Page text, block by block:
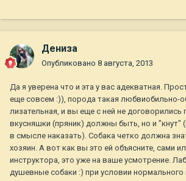
Дениза
Опубликовано 8 августа, 2013
Да я уверена что и эта у вас адекватная.
еще совсем :)), порода такая любвиобильно-
лизательная, и вы еще с ней не договорились
вкусняшки (пряник) должны быть, но и "кнут"
в смысле наказать). Собака четко должна
хозяин. А вот как вы это ей объясните, сами
инструктора, это уже на ваше усмотрение.
душевные собаки :) при условии нормального